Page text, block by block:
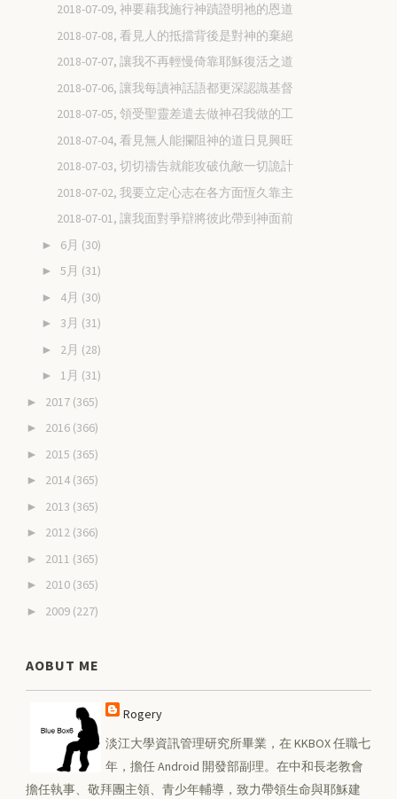
2018-07-09, 神要藉我施行神蹟證明祂的恩道
2018-07-08, 看見人的抵擋背後是對神的棄絕
2018-07-07, 讓我不再輕慢倚靠耶穌復活之道
2018-07-06, 讓我每讀神話語都更深認識基督
2018-07-05, 領受聖靈差遣去做神召我做的工
2018-07-04, 看見無人能攔阻神的道日見興旺
2018-07-03, 切切禱告就能攻破仇敵一切詭計
2018-07-02, 我要立定心志在各方面恆久靠主
2018-07-01, 讓我面對爭辯將彼此帶到神面前
► 6月 (30)
► 5月 (31)
► 4月 (30)
► 3月 (31)
► 2月 (28)
► 1月 (31)
► 2017 (365)
► 2016 (366)
► 2015 (365)
► 2014 (365)
► 2013 (365)
► 2012 (366)
► 2011 (365)
► 2010 (365)
► 2009 (227)
AOBUT ME
Rogery
淡江大學資訊管理研究所畢業，在 KKBOX 任職七
年，擔任 Android 開發部副理。在中和長老教會
擔任執事、敬拜團主領、青少年輔導，致力帶領生命與耶穌建